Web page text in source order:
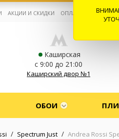
АКЦИИ И СКИДКИ ОПЛАТА И ДОСТАВКА
Каширская
с 9:00 до 21:00
Каширский двор №1
ОБОИ
/ Spectrum Just / Andrea Rossi